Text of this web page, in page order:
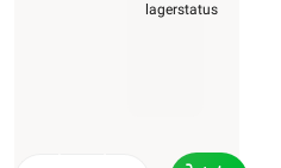
lagerstatus